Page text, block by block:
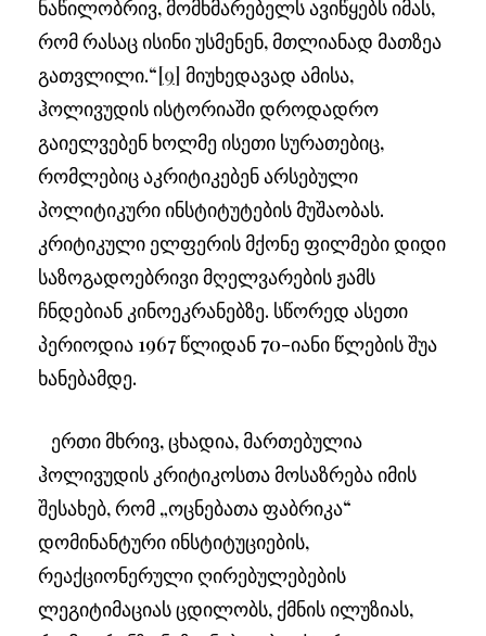
ნაწილობრივ, მომხმარებელს ავიწყებს იმას,
რომ რასაც ისინი უსმენენ, მთლიანად მათზეა
გათვლილი.“ [9] მიუხედავად ამისა,
ჰოლივუდის ისტორიაში დროდადრო
გაიელვებენ ხოლმე ისეთი სურათებიც,
რომლებიც აკრიტიკებენ არსებული
პოლიტიკური ინსტიტუტების მუშაობას.
კრიტიკული ელფერის მქონე ფილმები დიდი
საზოგადოებრივი მღელვარების ჟამს
ჩნდებიან კინოეკრანებზე. სწორედ ასეთი
პერიოდია 1967 წლიდან 70-იანი წლების შუა
ხანებამდე.
ერთი მხრივ, ცხადია, მართებულია
ჰოლივუდის კრიტიკოსთა მოსაზრება იმის
შესახებ, რომ „ოცნებათა ფაბრიკა“
დომინანტური ინსტიტუციების,
რეაქციონერული ღირებულებების
ლეგიტიმაციას ცდილობს, ქმნის ილუზიას,